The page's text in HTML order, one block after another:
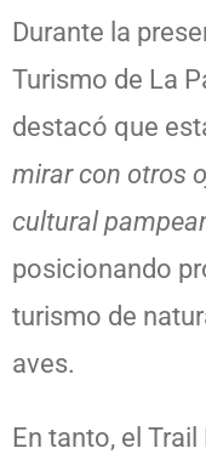
Durante la
Turismo de La
destacó que
mirar con otros
cultural
posicionando
turismo de
aves.
En tanto, el